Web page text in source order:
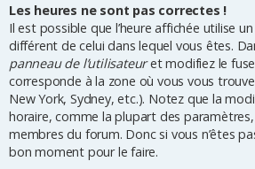
Les heures ne sont pas correctes !
Il est possible que l’heure affichée utilise
différent de celui dans lequel vous êtes.
panneau de l’utilisateuret modifiez le
corresponde à la zone où vous vous
New York, Sydney, etc.). Notez que la
horaire, comme la plupart des paramètres,
membres du forum. Donc si vous n’êtes
bon moment pour le faire.